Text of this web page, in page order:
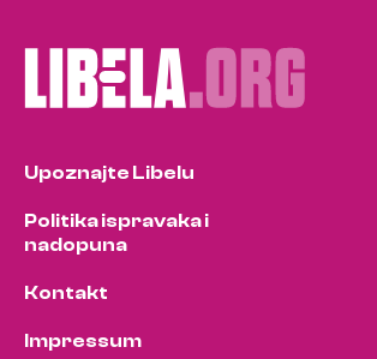
Upoznajte Libelu
Politika ispravaka i
nadopuna
Kontakt
Impressum